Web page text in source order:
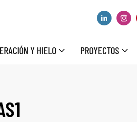
Y HIELO PROYECTOS